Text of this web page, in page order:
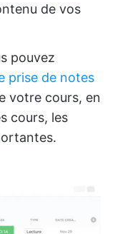
de vos
pouvez
prise de notes
votre cours, en
cours, les